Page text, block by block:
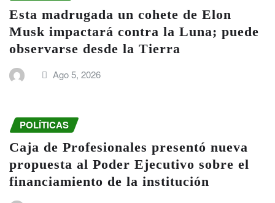
Esta madrugada un cohete de Elon
Musk impactará contra la Luna; puede
observarse desde la Tierra
Ago 5, 2026
POLÍTICAS
Caja de Profesionales presentó nueva
propuesta al Poder Ejecutivo sobre el
financiamiento de la institución